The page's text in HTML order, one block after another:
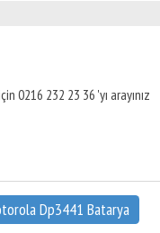
0216 232 23 36 'yı arayınız
Dp3441 Batarya